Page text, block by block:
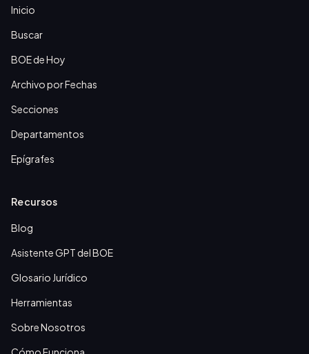
Inicio
Buscar
BOE de Hoy
Archivo por Fechas
Secciones
Departamentos
Epígrafes
Recursos
Blog
Asistente GPT del BOE
Glosario Jurídico
Herramientas
Sobre Nosotros